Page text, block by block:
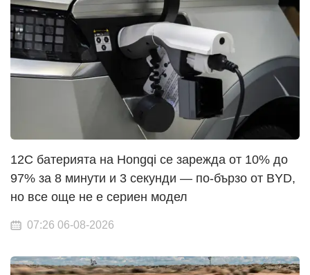
12C батерията на Hongqi се зарежда от 10% до
97% за 8 минути и 3 секунди — по-бързо от BYD,
но все още не е сериен модел
07:26 06-08-2026